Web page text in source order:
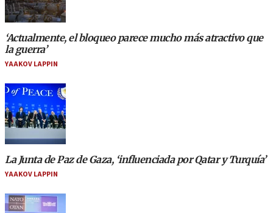
‘Actualmente, el bloqueo parece mucho más atractivo que
la guerra’
YAAKOV LAPPIN
La Junta de Paz de Gaza, ‘influenciada por Qatar y Turquía’
YAAKOV LAPPIN